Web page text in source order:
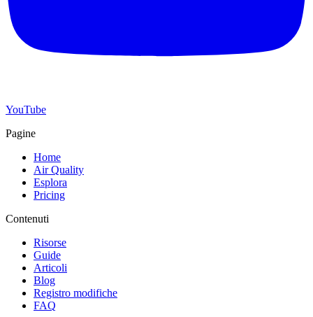
YouTube
Pagine
Home
Air Quality
Esplora
Pricing
Contenuti
Risorse
Guide
Articoli
Blog
Registro modifiche
FAQ